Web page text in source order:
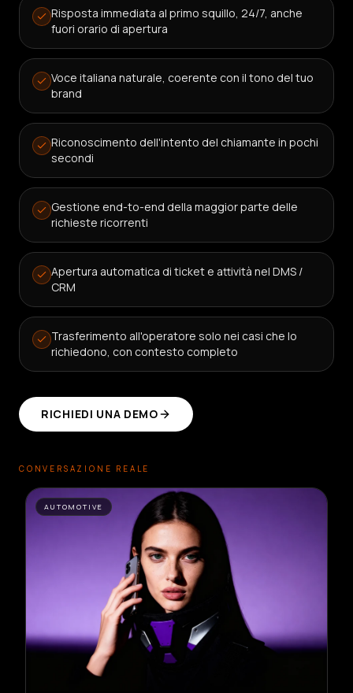
Risposta immediata al primo squillo, 24/7, anche
fuori orario di apertura
Voce italiana naturale, coerente con il tono del tuo
brand
Riconoscimento dell'intento del chiamante in pochi
secondi
Gestione end-to-end della maggior parte delle
richieste ricorrenti
Apertura automatica di ticket e attività nel DMS /
CRM
Trasferimento all'operatore solo nei casi che lo
richiedono, con contesto completo
RICHIEDI UNA DEMO
CONVERSAZIONE REALE
AUTOMOTIVE